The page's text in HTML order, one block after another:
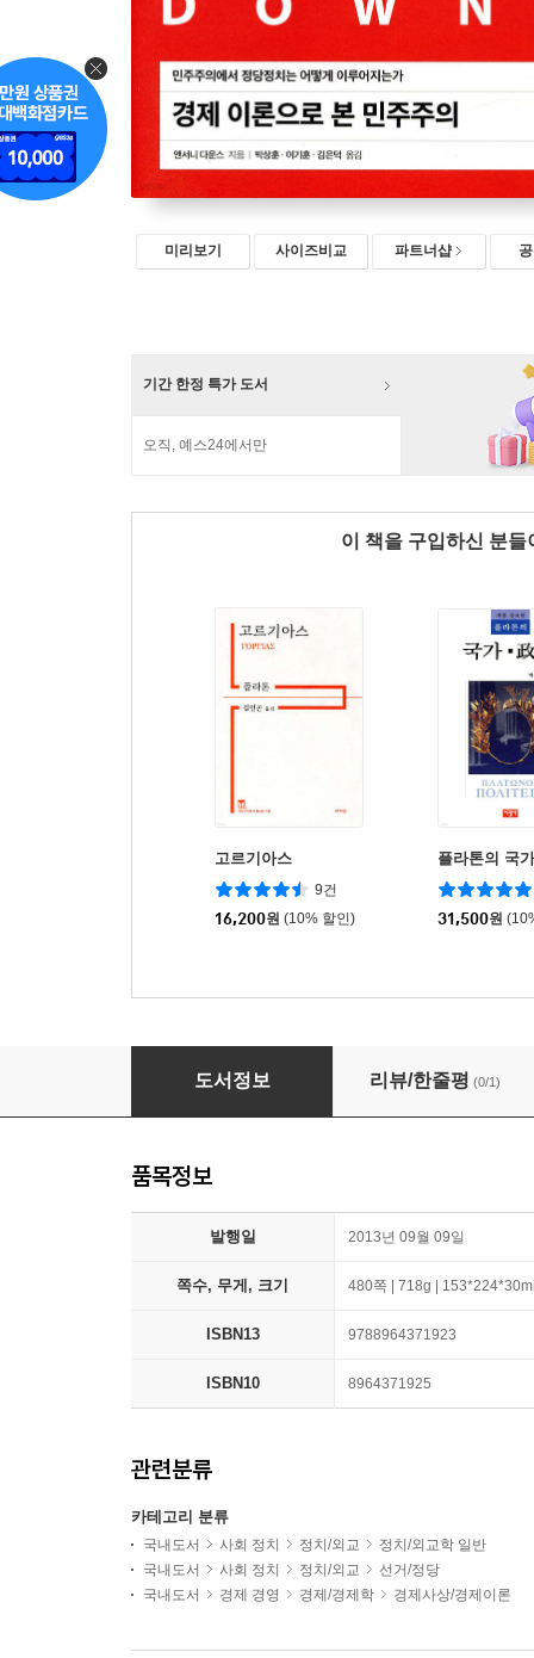
미리보기 사이즈비교 파트너샵
기간 한정 특가 도서
오직, 예스24에서만
이 책을 구입하신 분
고르기아스
9건
16,200원 (10% 할인)
플라톤의 국
31,500원
경제 이론으로 본 민주주의
도서정보 리뷰/한줄평 (0/1)
품목정보
발행일 2013년 09월 09일
쪽수, 무게, 크기 480쪽 | 718g |
ISBN13 9788964371923
ISBN10 8964371925
관련분류
카테고리 분류
국내도서 사회 정치 정치/외교
정치/외교학 일반
국내도서
사회 정치 정치/외교
선거/정당
국내도서
경제 경영 경제/경제학 경제사상/경제이론